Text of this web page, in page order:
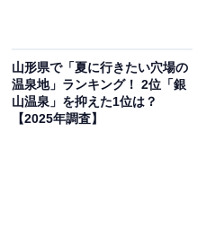
ため」（30代男性／北海
の中で、豊かな自然と歴
夏でも快適に過ごせるから
「夏でも涼しい山間部
有名です」（50代男性／
山形県で「夏に行きたい穴場の
温泉地」ランキング！ 2位「銀
山温泉」を抑えた1位は？
【2025年調査】